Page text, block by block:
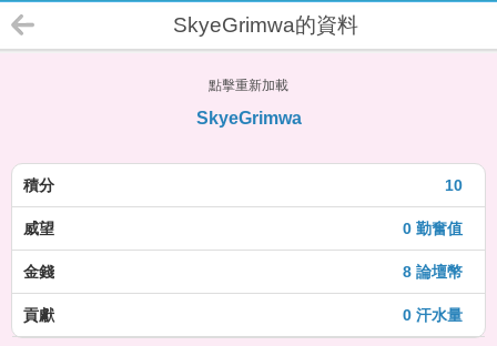
SkyeGrimwa的資料
點擊重新加載
SkyeGrimwa
10
積分
0 勤奮值
威望
8 論壇幣
金錢
0 汗水量
貢獻